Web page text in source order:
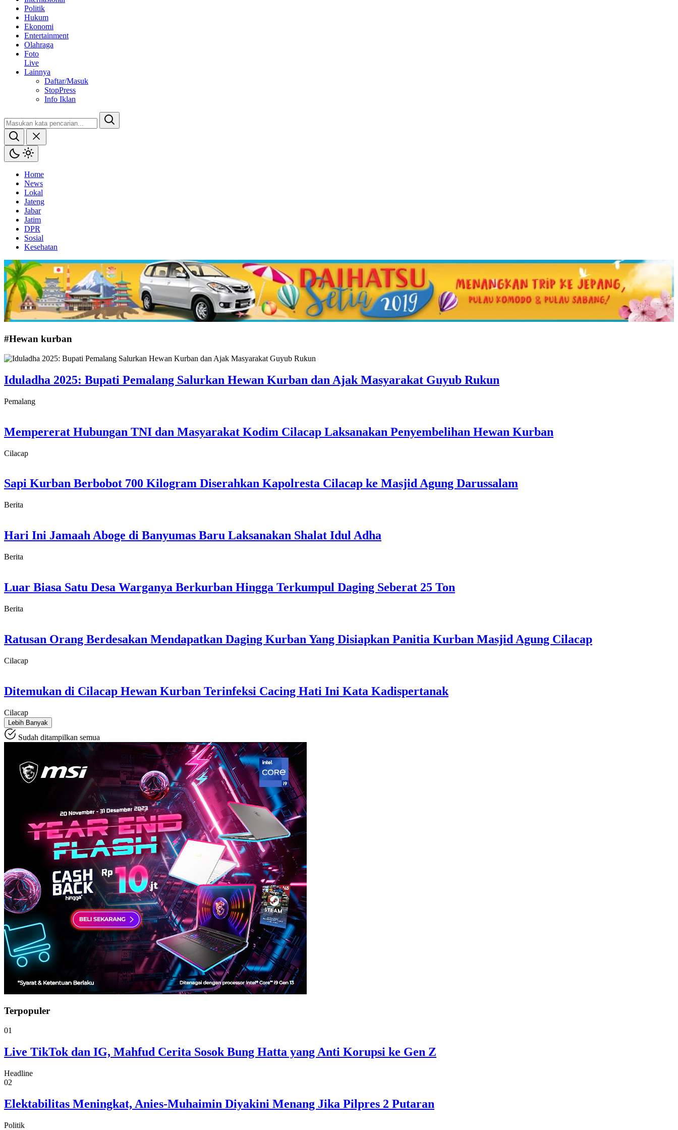
Politik
Hukum
Ekonomi
Entertainment
Olahraga
Foto
Live
Lainnya
Daftar/Masuk
StopPress
Info Iklan
Home
News
Lokal
Jateng
Jabar
Jatim
DPR
Sosial
Kesehatan
#Hewan kurban
Iduladha 2025: Bupati Pemalang Salurkan Hewan Kurban dan Ajak Masyarakat Guyub Rukun
Pemalang
Mempererat Hubungan TNI dan Masyarakat Kodim Cilacap Laksanakan Penyembelihan Hewan Kurban
Cilacap
Sapi Kurban Berbobot 700 Kilogram Diserahkan Kapolresta Cilacap ke Masjid Agung Darussalam
Berita
Hari Ini Jamaah Aboge di Banyumas Baru Laksanakan Shalat Idul Adha
Berita
Luar Biasa Satu Desa Warganya Berkurban Hingga Terkumpul Daging Seberat 25 Ton
Berita
Ratusan Orang Berdesakan Mendapatkan Daging Kurban Yang Disiapkan Panitia Kurban Masjid Agung Cilacap
Cilacap
Ditemukan di Cilacap Hewan Kurban Terinfeksi Cacing Hati Ini Kata Kadispertanak
Cilacap
Lebih Banyak
Sudah ditampilkan semua
Terpopuler
01
Live TikTok dan IG, Mahfud Cerita Sosok Bung Hatta yang Anti Korupsi ke Gen Z
Headline
02
Elektabilitas Meningkat, Anies-Muhaimin Diyakini Menang Jika Pilpres 2 Putaran
Politik